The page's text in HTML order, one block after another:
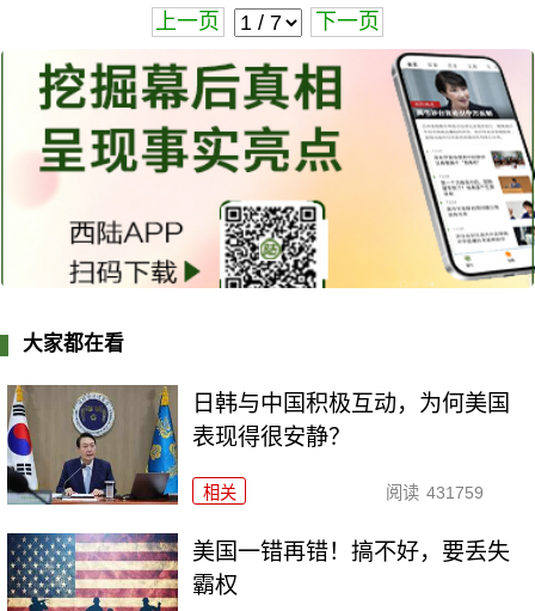
上一页 下一页
大家都在看
日韩与中国积极互动，为何美国
表现得很安静？
相关 阅读 431759
美国一错再错！搞不好，要丢失
霸权